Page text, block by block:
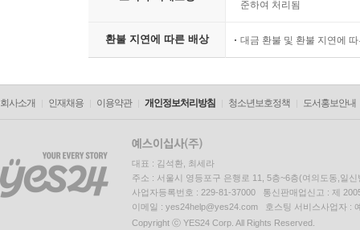
준하여 처리됨
환불 지연에 따른 배상 대금 환불 및 환불 지연에
회사소개 인재채용 이용약관 개인정보처리방침 청소년보호정책 도서홍보안내
대표 : 김석환, 최세라
주소 : 서울시 영등포구 은행로 11, 5층~6층(여의도동,일신
사업자등록번호 : 229-81-37000 통신판매업신고 : 제
이메일 : yes24help@yes24.com 호스팅 서비스사업자 :
Copyright ⓒ YES24 Corp. All Rights Reserved.